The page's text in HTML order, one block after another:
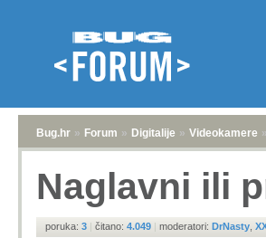
Bug.hr » Forum » Digitalije » Videokamere »
Naglavni ili
poruka: 3 | čitano: 4.049 | moderatori: DrNasty